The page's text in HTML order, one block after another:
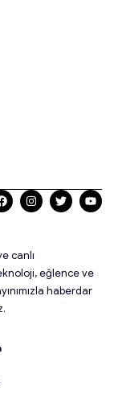
canlı
eğlence ve
haberdar